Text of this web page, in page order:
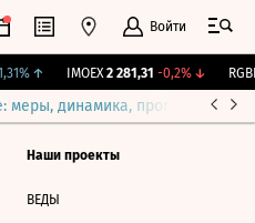
Войти
↑ IMOEX 2 281,31 -0,2%↓
меры, динамика, прогнозы
Наши проекты
ВЕДЫ